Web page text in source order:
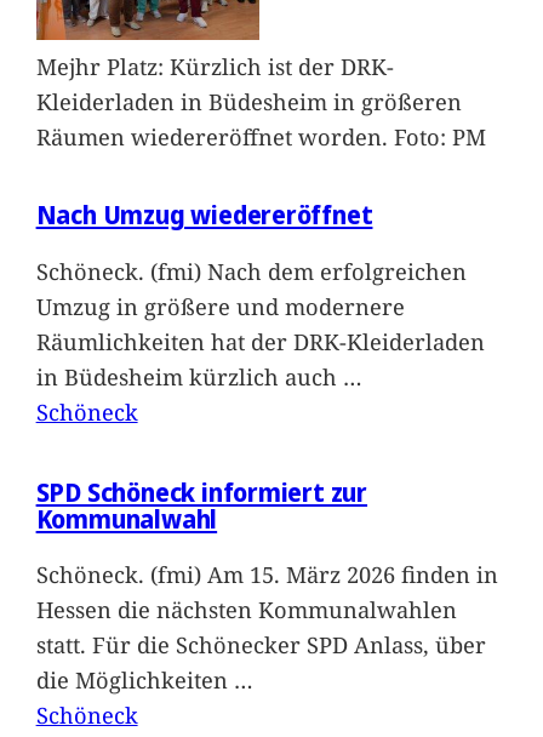
Mejhr Platz: Kürzlich ist der DRK-
Kleiderladen in Büdesheim in größeren
Räumen wiedereröffnet worden. Foto: PM
Nach Umzug wiedereröffnet
Schöneck. (fmi) Nach dem erfolgreichen
Umzug in größere und modernere
Räumlichkeiten hat der DRK-Kleiderladen
in Büdesheim kürzlich auch …
Schöneck
SPD Schöneck informiert zur
Kommunalwahl
Schöneck. (fmi) Am 15. März 2026 finden in
Hessen die nächsten Kommunalwahlen
statt. Für die Schönecker SPD Anlass, über
die Möglichkeiten …
Schöneck